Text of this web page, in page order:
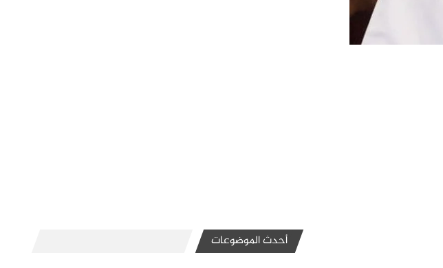
أحدث الموضوعات